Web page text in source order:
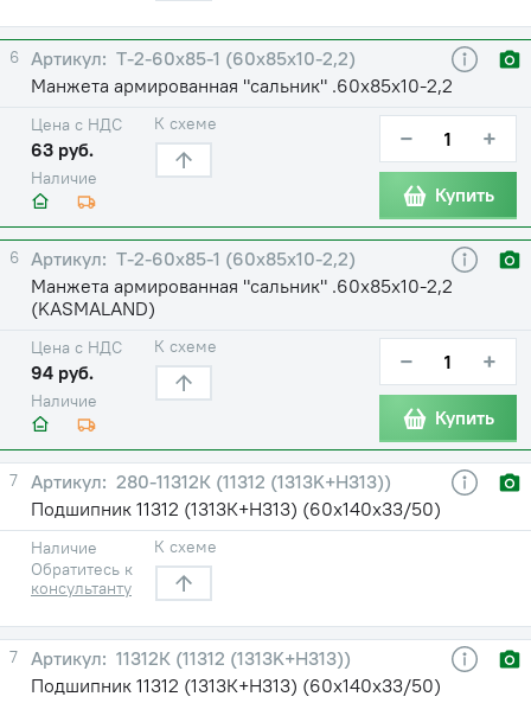
6
Т-2-60х85-1 (60х85х10-2,2)
Манжета армированная "сальник" .60х85х10-2,2
Наличие
Цена с НДС
63 руб.
К схеме − +
Купить
6
Т-2-60х85-1 (60х85х10-2,2)
Манжета армированная "сальник" .60х85х10-2,2
(KASMALAND)
Наличие
Цена с НДС
94 руб.
К схеме − +
Купить
7
280-11312К (11312 (1313K+H313))
Подшипник 11312 (1313К+Н313) (60х140х33/50)
Наличие
Обратитесь к
консультанту
К схеме
7
11312К (11312 (1313K+H313))
Подшипник 11312 (1313К+Н313) (60х140х33/50)